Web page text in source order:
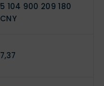
5 104 900 209 180
CNY
7,37